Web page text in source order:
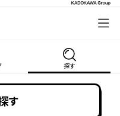
探す
す